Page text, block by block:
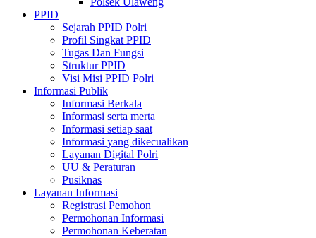
PPID
Sejarah PPID Polri
Profil Singkat PPID
Tugas Dan Fungsi
Struktur PPID
Visi Misi PPID Polri
Informasi Publik
Informasi Berkala
Informasi serta merta
Informasi setiap saat
Informasi yang dikecualikan
Layanan Digital Polri
UU & Peraturan
Pusiknas
Layanan Informasi
Registrasi Pemohon
Permohonan Informasi
Permohonan Keberatan